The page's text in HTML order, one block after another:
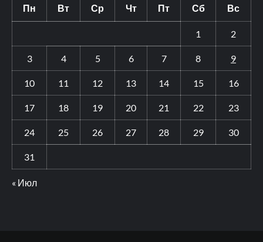
Пн Вт Ср Чт Пт Сб Вс
1 2
3 4 5 6 7 8 9
10 11 12 13 14 15 16
17 18 19 20 21 22 23
24 25 26 27 28 29 30
31
« Июл